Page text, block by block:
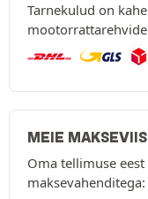
Tarnekulud on
MEIE
Oma tellimuse
maksevahenditega: